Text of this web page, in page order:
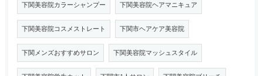
下関美容院カラーシャンプー 下関美容院ヘアマニキュア
下関美容院コスメストレート 下関市ヘアケア美容院
下関メンズおすすめサロン 下関美容院マッシュスタイル